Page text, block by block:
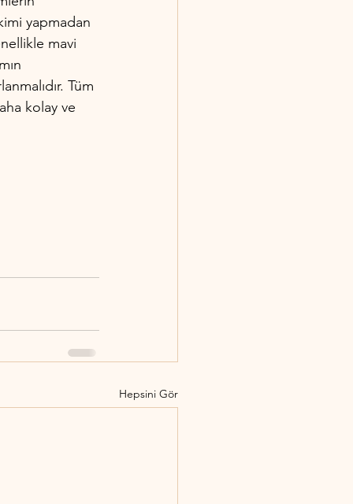
yapmadan
mavi
Tüm
kolay ve
Hepsini Gör